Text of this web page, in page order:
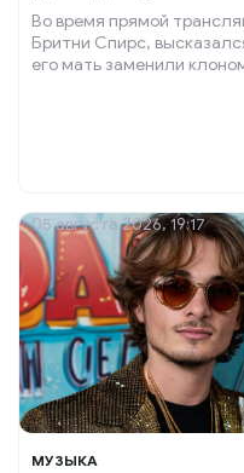
Во время прямой
Бритни Спирс,
его мать заменили
МУЗЫКА
05 августа 2026, 19:17